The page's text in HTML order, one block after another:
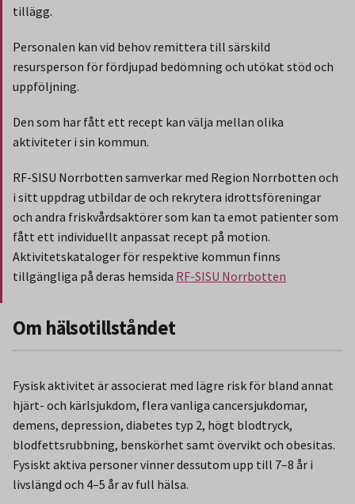
tillägg.
Personalen kan vid behov remittera till särskild
resursperson för fördjupad bedömning och utökat stöd och
uppföljning.
Den som har fått ett recept kan välja mellan olika
aktiviteter i sin kommun.
RF-SISU Norrbotten samverkar med Region Norrbotten och
i sitt uppdrag utbildar de och rekrytera idrottsföreningar
och andra friskvårdsaktörer som kan ta emot patienter som
fått ett individuellt anpassat recept på motion.
Aktivitetskataloger för respektive kommun finns
tillgängliga på deras hemsida RF-SISU Norrbotten
Om hälsotillståndet
Fysisk aktivitet är associerat med lägre risk för bland annat
hjärt- och kärlsjukdom, flera vanliga cancersjukdomar,
demens, depression, diabetes typ 2, högt blodtryck,
blodfettsrubbning, benskörhet samt övervikt och obesitas.
Fysiskt aktiva personer vinner dessutom upp till 7–8 år i
livslängd och 4–5 år av full hälsa.